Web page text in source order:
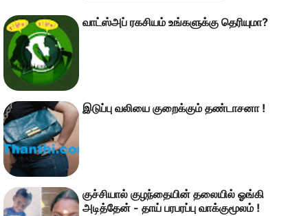
வாட்ஸ்அப் ரகசியம் உங்களுக்கு தெரியுமா?
இடுப்பு வலியை குறைக்கும் தண்டாசனா !
குச்சியால் குழந்தையின் தலையில் ஓங்கி
அடித்தேன் - தாய் பரபரப்பு வாக்குமூலம் !